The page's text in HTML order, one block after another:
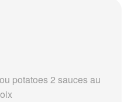
potatoes 2 sauces au